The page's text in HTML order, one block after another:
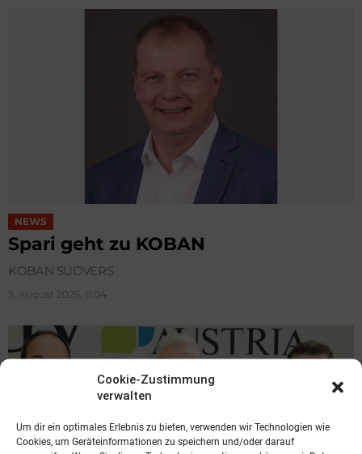
Cookie-Zustimmung
verwalten
Um dir ein optimales Erlebnis zu bieten, verwenden wir Technologien wie
Cookies, um Geräteinformationen zu speichern und/oder darauf
NEWS
Spari geht zu KOBAN
KOBAN SÜDVERS
3. August 2026, 11:04